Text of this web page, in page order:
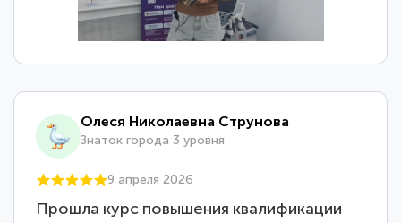
Олеся Николаевна Струнова
Знаток города 3 уровня
9 апреля 2026
Прошла курс повышения квалификации